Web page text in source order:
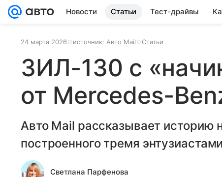
Новости Статьи Тест-драйвы
24 марта 2026 источник: Авто Mail Статьи
ЗИЛ-130 с
от Mercedes-
Авто Mail рассказывает историю
построенного тремя энтузиастами
Светлана Парфенова